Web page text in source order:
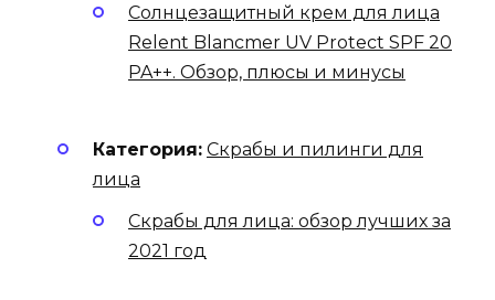
Солнцезащитный крем для лица
Relent Blancmer UV Protect SPF 20
PA++. Обзор, плюсы и минусы
Категория: Скрабы и пилинги для
лица
Скрабы для лица: обзор лучших за
2021 год